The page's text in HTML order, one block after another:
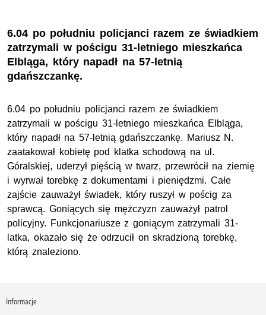
6.04 po południu policjanci razem ze świadkiem
zatrzymali w pościgu 31-letniego mieszkańca
Elbląga, który napadł na 57-letnią
gdańszczankę.
6.04 po południu policjanci razem ze świadkiem
zatrzymali w pościgu 31-letniego mieszkańca Elbląga,
który napadł na 57-letnią gdańszczankę. Mariusz N.
zaatakował kobietę pod klatka schodową na ul.
Góralskiej, uderzył pięścią w twarz, przewrócił na ziemię
i wyrwał torebkę z dokumentami i pieniędzmi. Całe
zajście zauważył świadek, który ruszył w pościg za
sprawcą. Goniących się mężczyzn zauważył patrol
policyjny. Funkcjonariusze z goniącym zatrzymali 31-
latka, okazało się że odrzucił on skradzioną torebkę,
którą znaleziono.
Informacje